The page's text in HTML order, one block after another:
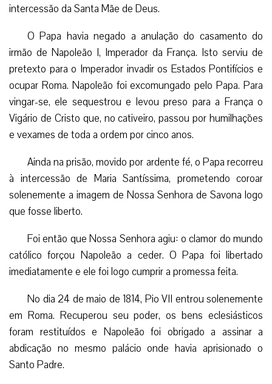
intercessão da Santa Mãe de Deus.
O Papa havia negado a anulação do casamento do
irmão de Napoleão I, Imperador da França. Isto serviu de
pretexto para o Imperador invadir os Estados Pontifícios e
ocupar Roma. Napoleão foi excomungado pelo Papa. Para
vingar-se, ele sequestrou e levou preso para a França o
Vigário de Cristo que, no cativeiro, passou por humilhações
e vexames de toda a ordem por cinco anos.
Ainda na prisão, movido por ardente fé, o Papa recorreu
à intercessão de Maria Santíssima, prometendo coroar
solenemente a imagem de Nossa Senhora de Savona logo
que fosse liberto.
Foi então que Nossa Senhora agiu: o clamor do mundo
católico forçou Napoleão a ceder. O Papa foi libertado
imediatamente e ele foi logo cumprir a promessa feita.
No dia 24 de maio de 1814, Pio VII entrou solenemente
em Roma. Recuperou seu poder, os bens eclesiásticos
foram restituídos e Napoleão foi obrigado a assinar a
abdicação no mesmo palácio onde havia aprisionado o
Santo Padre.